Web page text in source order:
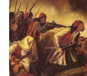
Άνοιξη κι ενώ
απειλές
θορυβούσαν απ’ όλα
έκρωξε: τι λέει ο